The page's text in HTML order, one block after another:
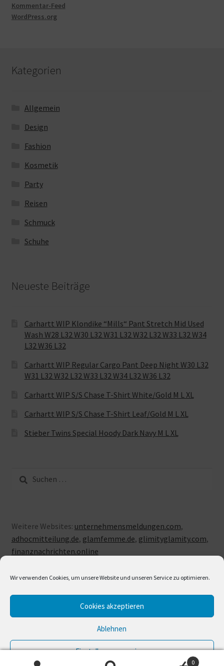
Wir verwenden Cookies, um unsere Website und unseren Service zu optimieren.
Cookies akzeptieren
Ablehnen
Einstellungen anzeigen
Kommentar-Feed
WordPress.org
Kategorien
Allgemein
Design
Fashion
Kosmetik
Party
Reisen
Schmuck
Schuhe
Neueste Beiträge
Carhartt WIP Klondike “Mills“ Pant Stretch Mid Used
Wash W28 L32 W30 L32 W31 L32 W32 L32 W33 L32 W34
L32 W36 L32
Carhartt WIP Regular Cargo Pant Deep Night W30 L32
W31 L32 W32 L32 W33 L32 W34 L32 W36 L32
Carhartt WIP S/S Chase T-Shirt White/Gold M L XL
Carhartt WIP S/S Chase T-Shirt Leaf/Gold M L XL
Stieber Twins Special Hoody Dark Navy M L XL
Suche
nach:
Weitere Websites: unternehmensmeldungen.com,
adhocmitteilung.de, glamfemme.de, glimityglamity.com,
finanznachrichten.online
© LUXUSLOVE 2026
Erstellt mit Storefront & WooCommerce
0